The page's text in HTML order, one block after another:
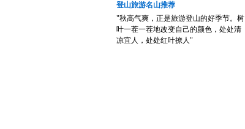
登山旅游名山推荐
"秋高气爽，正是旅游登山的好季节。树
叶一茬一茬地改变自己的颜色，处处清
凉宜人，处处红叶撩人"